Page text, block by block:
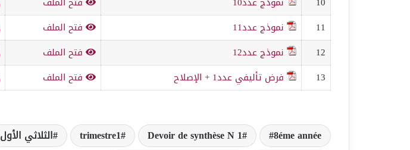
11
نموذج عدد11 فتح الملف
12
نموذج عدد12 فتح الملف
13
فرض تأليفي عدد1 + الإصلاح فتح الملف
8éme année
Devoir de synthèse N 1
trimestre1 الثلاثي الأول